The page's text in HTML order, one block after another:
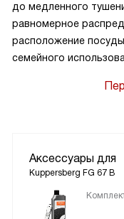
до медленного
равномерное
расположение
семейного
Аксессуары для
Kuppersberg FG 67 B